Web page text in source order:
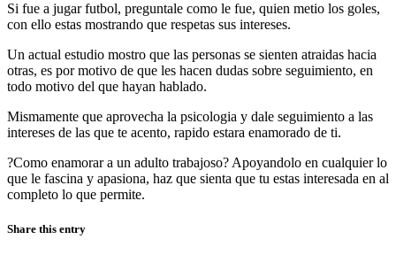
Si fue a jugar futbol, preguntale como le fue, quien metio los goles,
con ello estas mostrando que respetas sus intereses.
Un actual estudio mostro que las personas se sienten atraidas hacia
otras, es por motivo de que les hacen dudas sobre seguimiento, en
todo motivo del que hayan hablado.
Mismamente que aprovecha la psicologia y dale seguimiento a las
intereses de las que te acento, rapido estara enamorado de ti.
?Como enamorar a un adulto trabajoso? Apoyandolo en cualquier lo
que le fascina y apasiona, haz que sienta que tu estas interesada en al
completo lo que permite.
Share this entry